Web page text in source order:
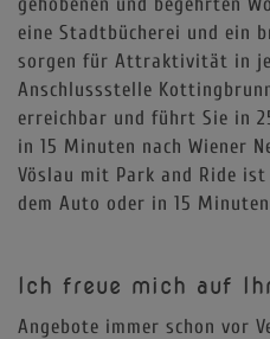
eine Stadtbücherei und ein
sorgen für Attraktivität in
Anschlussstelle
erreichbar und führt Sie in
in 15 Minuten nach Wiener
Vöslau mit Park and Ride
dem Auto oder in 15
Ich freue mich auf
Angebote immer schon vor